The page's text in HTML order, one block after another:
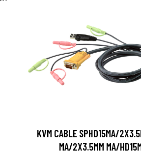
KVM CABLE SPHD15MA/
MA/2X3.5MM MA/